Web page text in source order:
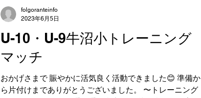
U-10・U-9牛沼小トレーニング
マッチ
おかげさまで 賑やかに活気良く活動できました😊 準備か
ら片付けまでありがとうございました。 〜トレーニング
folgoranteinfo
2023年6月5日